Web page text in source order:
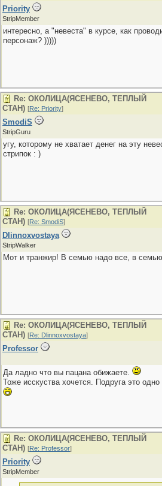
Priority
StripMember
интересно, а "невеста" в курсе, как
персонаж? )))))
Re: ОКОЛИЦА(ЯСЕНЕВО, ТЕПЛЫЙ
СТАН) [Re: Priority]
SmodiS
StripGuru
угу, которому не хватает денег на эту
стрипок : )
Re: ОКОЛИЦА(ЯСЕНЕВО, ТЕПЛЫЙ
СТАН) [Re: SmodiS]
Dlinnoxvostaya
StripWalker
Мот и транжир! В семью надо все, в
Re: ОКОЛИЦА(ЯСЕНЕВО, ТЕПЛЫЙ
СТАН) [Re: Dlinnoxvostaya]
Professor
Да ладно что вы пацана обижаете.
Тоже исскуства хочется. Подруга это одно
Re: ОКОЛИЦА(ЯСЕНЕВО, ТЕПЛЫЙ
СТАН) [Re: Professor]
Priority
StripMember